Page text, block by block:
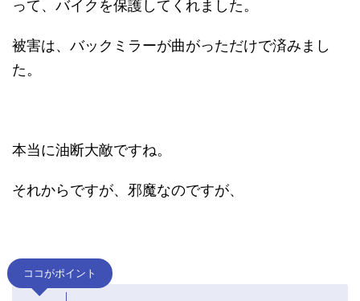
って、バイクを保護してくれました。
被害は、バックミラーが曲がっただけで済みまし
た。
本当に油断大敵ですね。
それからですが、邪魔なのですが、
ココがポイント